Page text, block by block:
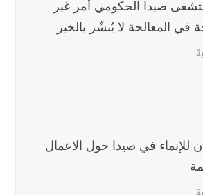
.. بثلاثية مستحقة
صيدا الحكومي أمر غير
المعالجة لا يُبشّر بالخير
للإنماء في صيدا حول الاعمال